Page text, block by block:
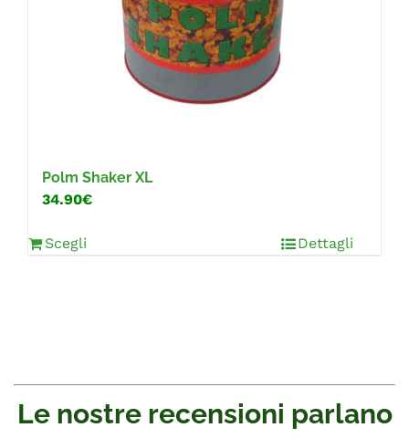
Polm Shaker XL
34.90€
Scegli Dettagli
Le nostre recensioni parlano